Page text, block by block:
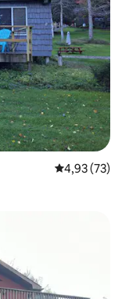
4,93 av 5 i
4,93 (73)